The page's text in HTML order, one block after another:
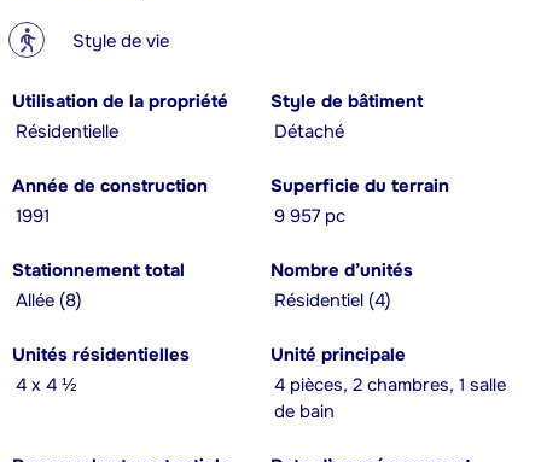
? Style de vie
Utilisation de la propriété
Résidentielle
Style de bâtiment
Détaché
Année de construction
1991
Superficie du terrain
9 957 pc
Stationnement total
Allée (8)
Nombre d’unités
Résidentiel (4)
Unités résidentielles
4 x 4 ½
Unité principale
4 pièces, 2 chambres, 1 salle
de bain